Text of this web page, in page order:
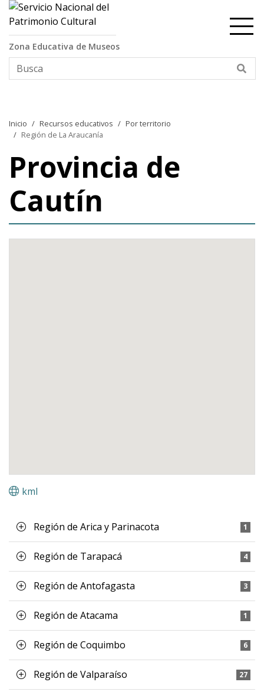
Contenido principal
Zona Educativa de Museos
Inicio Recursos educativos
Por territorio
Región de La Araucanía
Provincia de
Cautín
kml
Región de Arica y Parinacota 1
Región de Tarapacá 4
Región de Antofagasta 3
Región de Atacama 1
Región de Coquimbo 6
Región de Valparaíso 27